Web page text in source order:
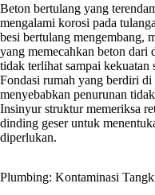
Beton bertulang yang
mengalami korosi pada
besi bertulang mengembang,
yang memecahkan beton
tidak terlihat sampai kekuatan
Fondasi rumah yang berdiri di
menyebabkan penurunan
Insinyur struktur memeriksa
dinding geser untuk
diperlukan.
Plumbing: Kontaminasi